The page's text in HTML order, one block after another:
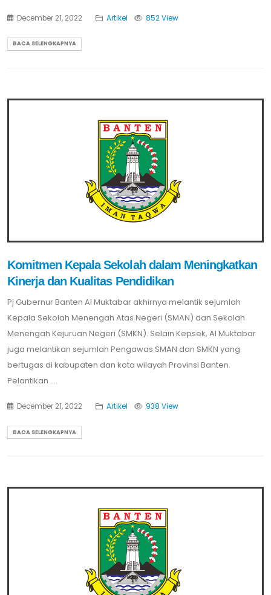
December 21, 2022 Artikel 852 View
BACA SELENGKAPNYA
Komitmen Kepala Sekolah dalam Meningkatkan
Kinerja dan Kualitas Pendidikan
Pj Gubernur Banten Al Muktabar akhirnya melantik sejumlah
Kepala Sekolah Menengah Atas Negeri (SMAN) dan Sekolah
Menengah Kejuruan Negeri (SMKN). Selain Kepsek, Al Muktabar
juga melantikan sejumlah Pengawas SMAN dan SMKN yang
bertugas di kabupaten dan kota wilayah Provinsi Banten.
Pelantikan ....
December 21, 2022 Artikel 938 View
BACA SELENGKAPNYA